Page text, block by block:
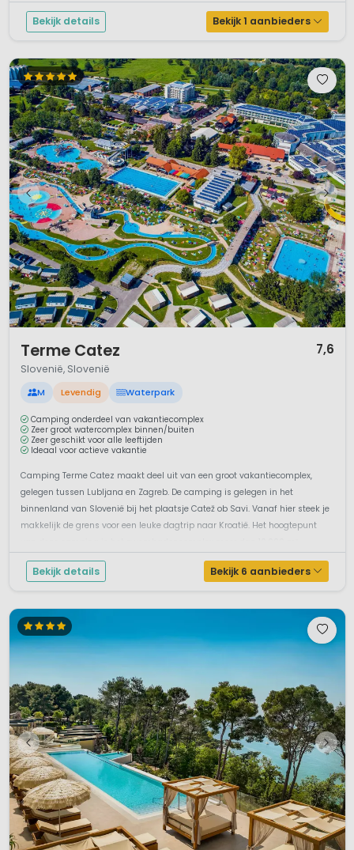
Bekijk details Bekijk 1 aanbieders
Terme Catez 7,6
Slovenië, Slovenië
M Levendig Waterpark
Camping onderdeel van vakantiecomplex
Zeer groot watercomplex binnen/buiten
Zeer geschikt voor alle leeftijden
Ideaal voor actieve vakantie
Camping Terme Catez maakt deel uit van een groot vakantiecomplex,
gelegen tussen Lubljana en Zagreb. De camping is gelegen in het
binnenland van Slovenië bij het plaatsje Catež ob Savi. Vanaf hier steek je
makkelijk de grens voor een leuke dagtrip naar Kroatië. Het hoogtepunt
Bekijk details Bekijk 6 aanbieders